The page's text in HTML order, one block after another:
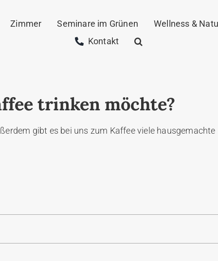
Zimmer Seminare im Grünen
Wellness &
Kontakt
trinken möchte?
gibt es bei uns zum Kaffee viele